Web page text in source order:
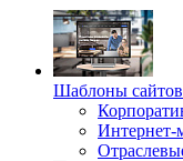
Шаблоны
Интернет-